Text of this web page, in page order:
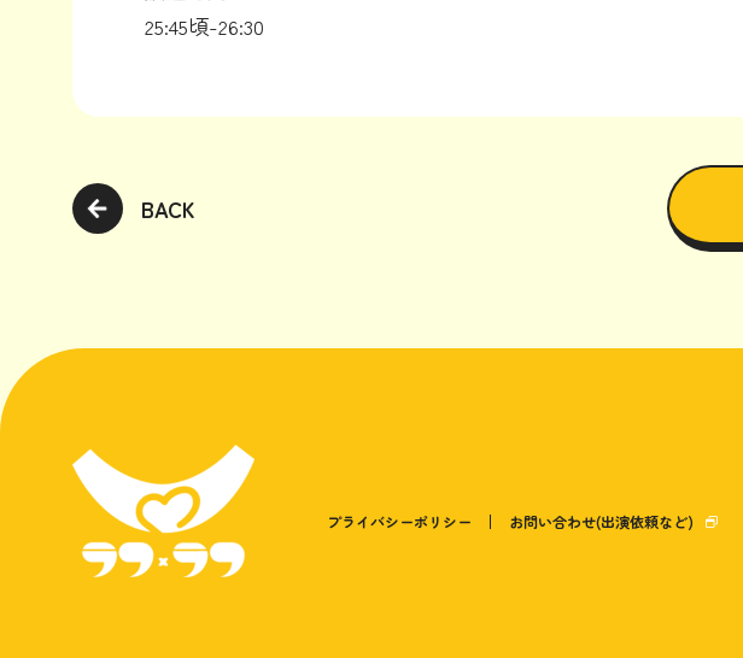
25:45頃-26:30
BACK
プライバシーポリシー お問い合わせ(出演依頼など)